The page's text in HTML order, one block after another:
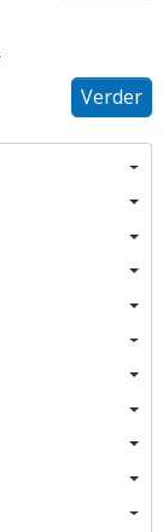
Verder